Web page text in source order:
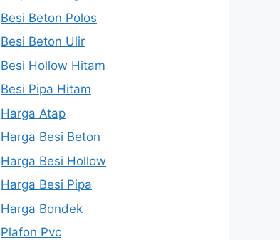
Besi Beton Polos
Besi Beton Ulir
Besi Hollow Hitam
Besi Pipa Hitam
Harga Atap
Harga Besi Beton
Harga Besi Hollow
Harga Besi Pipa
Harga Bondek
Plafon Pvc